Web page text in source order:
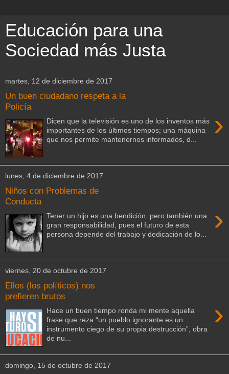
Educación para una
Sociedad más Justa
martes, 12 de diciembre de 2017
Un buen ciudadano respeta a la
Policía
›
Dicen que la televisión es uno de los inventos más
importantes de los últimos tiempos; una máquina
que nos permite mantenernos informados, d...
lunes, 4 de diciembre de 2017
Niños con Problemas de
Conducta
›
Tener un hijo es una bendición, pero también una
gran responsabilidad, pues el futuro de esta
persona depende del trabajo y dedicación de lo...
viernes, 20 de octubre de 2017
Ellos (los políticos) nos
prefieren brutos
›
Hace un buen tiempo ronda mi mente aquella
frase que reza “un pueblo ignorante es un
instrumento ciego de su propia destrucción”, obra
de nu...
domingo, 15 de octubre de 2017